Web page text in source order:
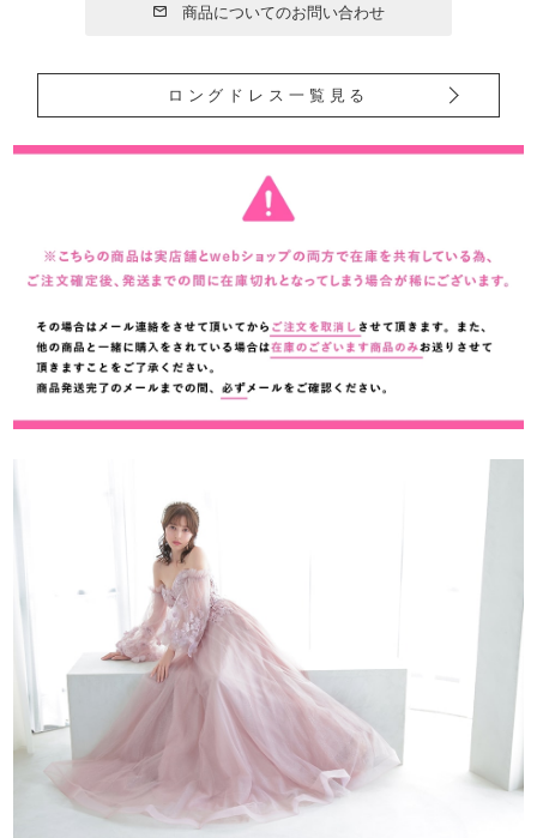
商品についてのお問い合わせ
ロングドレス一覧見る